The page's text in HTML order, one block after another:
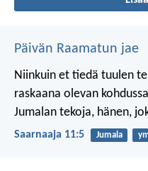
Päivän Raamatun jae
Niinkuin et tiedä tuulen
raskaana olevan
Jumalan tekoja, hänen,
Saarnaaja 11:5 Jumala